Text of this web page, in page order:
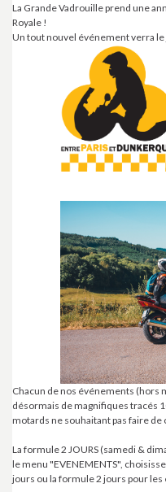
La Grande Vadrouille prend une
Royale !
Un tout nouvel événement verra
Chacun de nos événements (hors
désormais de magnifiques tracés
motards ne souhaitant pas faire de
La formule 2 JOURS (samedi &
le menu "EVENEMENTS",
jours ou la formule 2 jours pour